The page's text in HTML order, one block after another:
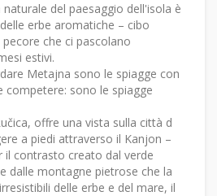
del paesaggio dell'isola è
erbe aromatiche – cibo
che ci pascolano
estivi.
Metajna sono le spiagge con
competere: sono le spiagge
offre una vista sulla città d
a piedi attraverso il Kanjon –
il contrasto creato dal verde
dalle montagne pietrose che la
delle erbe e del mare, il